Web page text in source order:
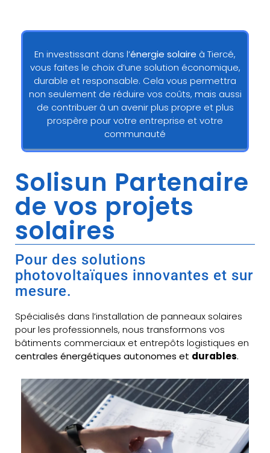
En investissant dans l’énergie solaire à Tiercé,
vous faites le choix d’une solution économique,
durable et responsable. Cela vous permettra
non seulement de réduire vos coûts, mais aussi
de contribuer à un avenir plus propre et plus
prospère pour votre entreprise et votre
communauté
Solisun Partenaire
de vos projets
solaires
Pour des solutions
photovoltaïques innovantes et sur
mesure.
Spécialisés dans l’installation de panneaux solaires
pour les professionnels, nous transformons vos
bâtiments commerciaux et entrepôts logistiques en
centrales énergétiques autonomes et durables.